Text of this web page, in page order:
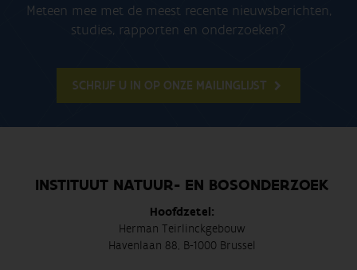
Meteen mee met de meest recente nieuwsberichten,
studies, rapporten en onderzoeken?
SCHRIJF U IN OP ONZE MAILINGLIJST
INSTITUUT NATUUR- EN BOSONDERZOEK
Hoofdzetel:
Herman Teirlinckgebouw
Havenlaan 88, B-1000 Brussel